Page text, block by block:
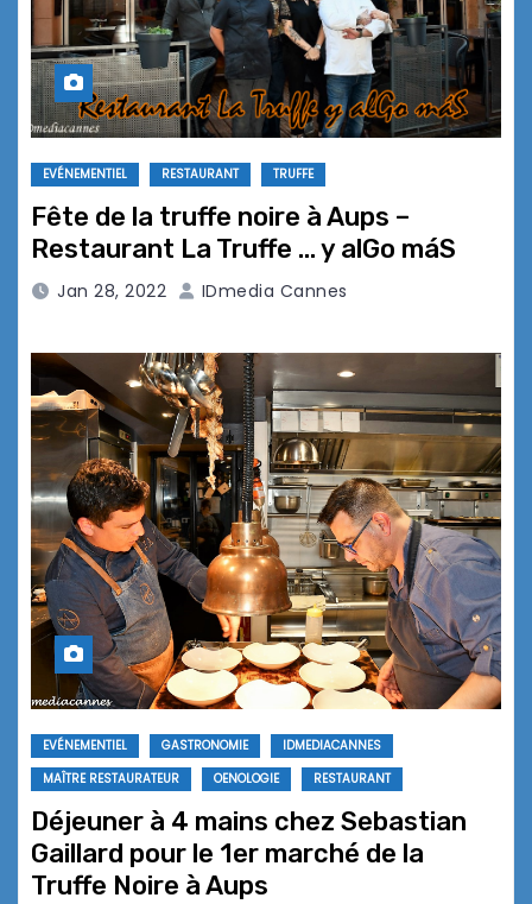
EVÉNEMENTIEL RESTAURANT TRUFFE
Fête de la truffe noire à Aups –
Restaurant La Truffe … y alGo máS
Jan 28, 2022 IDmedia Cannes
EVÉNEMENTIEL GASTRONOMIE
IDMEDIACANNES
MAÎTRE RESTAURATEUR
OENOLOGIE RESTAURANT
Déjeuner à 4 mains chez Sebastian
Gaillard pour le 1er marché de la
Truffe Noire à Aups